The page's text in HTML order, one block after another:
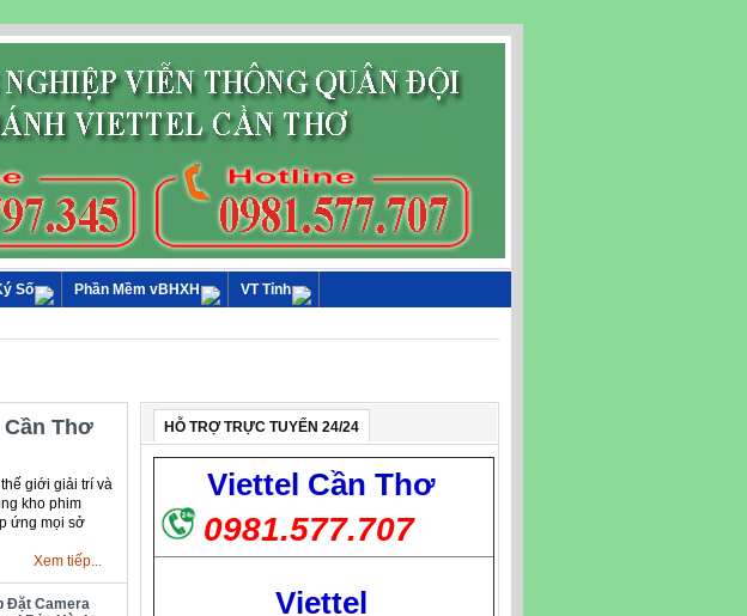
Số Phần Mềm vBHXH
VT Tỉnh
Thơ
giới giải trí và
kho phim
ứng mọi sở
Xem tiếp...
Đặt Camera
HỖ TRỢ TRỰC TUYẾN 24/24
Viettel Cần Thơ
0981.577.707
Viettel